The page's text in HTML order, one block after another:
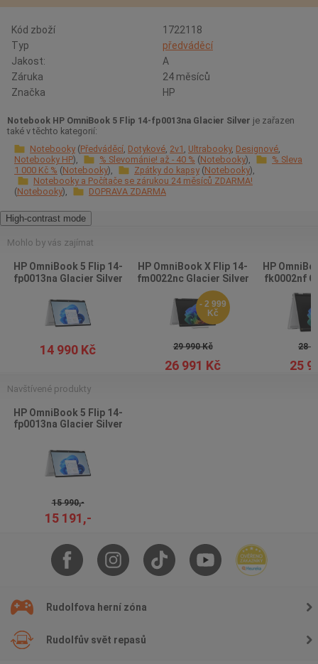
Kód zboží
1722118
Typ
předváděcí
Jakost:
A
Záruka
24 měsíců
Značka
HP
Notebook HP OmniBook 5 Flip 14-fp0013na Glacier Silver je zařazen
také v těchto kategorií:
Notebooky Předváděcí Dotykové 2v1 Ultrabooky Designové
Notebooky HP
% Slevománie! až - 40 % Notebooky
% Sleva
1 000 Kč % Notebooky Zpátky do kapsy Notebooky
Notebooky a Počítače se zárukou 24 měsíců ZDARMA!
Notebooky
DOPRAVA ZDARMA
High-contrast mode
Mohlo by vás zajímat
HP OmniBook 5 Flip 14-
fp0013na Glacier Silver
14 990 Kč
HP OmniBook X Flip 14-
fm0022nc Glacier Silver
- 2 999
Kč
29 990 Kč
26 991 Kč
HP
fk0002nf
28
25
Navštívené produkty
HP OmniBook 5 Flip 14-
fp0013na Glacier Silver
15 990,-
15 191,-
Rudolfova herní zóna
Rudolfův svět repasů